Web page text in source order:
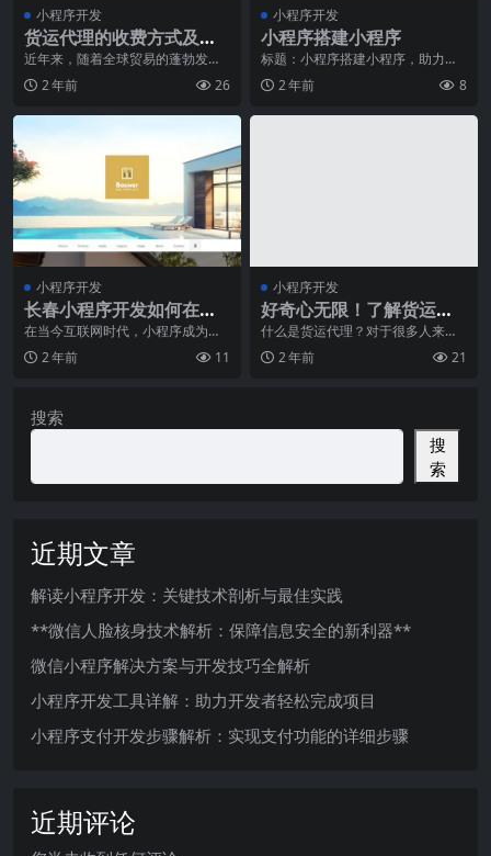
小程序开发
货运代理的收费方式及费
用预估技巧
近年来，随着全球贸易的蓬勃发
展，物流行业迅速崛起。作为物流
行业中的重要环节，货运
2 年前 26
小程序开发
小程序搭建小程序
标题：小程序搭建小程序，助力企
业快速开拓移动市场随着移动互联
网的蓬勃发展，企业们
2 年前 8
小程序开发
长春小程序开发如何在竞
争激烈的市场中脱颖而
出？
在当今互联网时代，小程序成为了
移动应用领域的热门话题。小程序
具有较低的开发成本和
2 年前 11
小程序开发
好奇心无限！了解货运代
理的奇幻世界！
什么是货运代理？对于很多人来
说，这可能是一个充满神秘感的名
词。然而，正是这个行业
2 年前 21
搜索
搜
索
近期文章
解读小程序开发：关键技术剖析与最佳实践
**微信人脸核身技术解析：保障信息安全的新利器**
微信小程序解决方案与开发技巧全解析
小程序开发工具详解：助力开发者轻松完成项目
小程序支付开发步骤解析：实现支付功能的详细步骤
近期评论